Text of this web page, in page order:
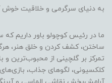
به دنیای سرگرمی و خلاقیت خوش
ما در رئیس کوچولو باور
ساختن، کشف کردن و خلق هنر،
تمرکز بر گلچینی از محبوب‌ترین
کلکسیونی، لگوهای جذاب،